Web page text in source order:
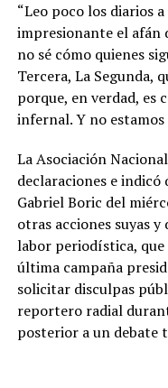
“Leo poco los diarios
impresionante el afán
no sé cómo quienes
Tercera, La Segunda,
porque, en verdad, es
infernal. Y no estamos
La Asociación
declaraciones e indicó
Gabriel Boric del
otras acciones suyas
labor periodística,
última campaña
solicitar disculpas
reportero radial
posterior a un debate